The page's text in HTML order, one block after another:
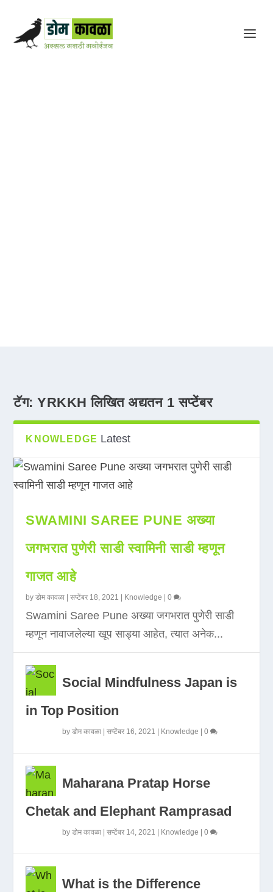
टॅग:YRKKH लिखित अद्यतन 1 सप्टेंबर
KNOWLEDGE Latest
SWAMINI SAREE PUNE अख्या
जगभरात पुणेरी साडी स्वामिनी साडी म्हणून
गाजत आहे
byडोम कावळा |सप्टेंबर 18, 2021 Knowledge |0
Swamini Saree Pune अख्या जगभरात पुणेरी साडी
म्हणून नावाजलेल्या खूप साड्या आहेत, त्यात अनेक...
Social Mindfulness Japan is
in Top Position
byडोम कावळा |सप्टेंबर 16, 2021 Knowledge |0
Maharana Pratap Horse
Chetak and Elephant Ramprasad
byडोम कावळा |सप्टेंबर 14, 2021 Knowledge |0
What is the Difference